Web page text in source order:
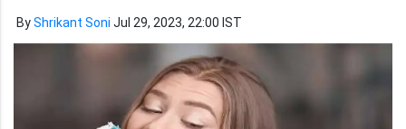
ByShrikant Soni Jul 29, 2023, 22:00 IST